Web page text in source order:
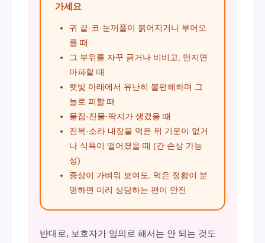
가세요
귀 끝·코·눈꺼풀이 붉어지거나 부어오
를 때
그 부위를 자꾸 긁거나 비비고, 만지면
아파할 때
햇빛 아래에서 유난히 불편해하며 그
늘로 피할 때
물집·진물·딱지가 생겼을 때
전복·소라 내장을 먹은 뒤 기운이 없거
나 식욕이 떨어졌을 때 (간 손상 가능
성)
증상이 가벼워 보여도, 먹은 정황이 분
명하면 미리 상담하는 편이 안전
반대로, 보호자가 임의로 해서는 안 되는 것도